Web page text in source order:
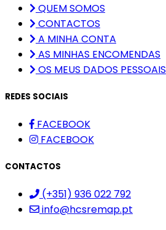
QUEM SOMOS
CONTACTOS
A MINHA CONTA
AS MINHAS ENCOMENDAS
OS MEUS DADOS PESSOAIS
REDES SOCIAIS
FACEBOOK
FACEBOOK
CONTACTOS
(+351) 936 022 792
info@hcsremap.pt